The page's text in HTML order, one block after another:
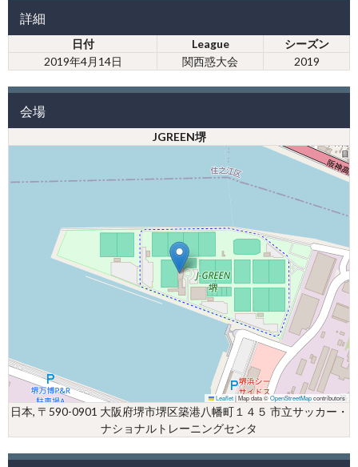
詳細
日付 League
シーズン
2019年4月14日
関西惑大会 2019
会場
JGREEN堺
Leaflet|Map data ©OpenStreetMapcontributors
日本, 〒590-0901 大阪府堺市堺区築港八幡町１４５ 市立サッカー・
ナショナルトレーニングセンタ